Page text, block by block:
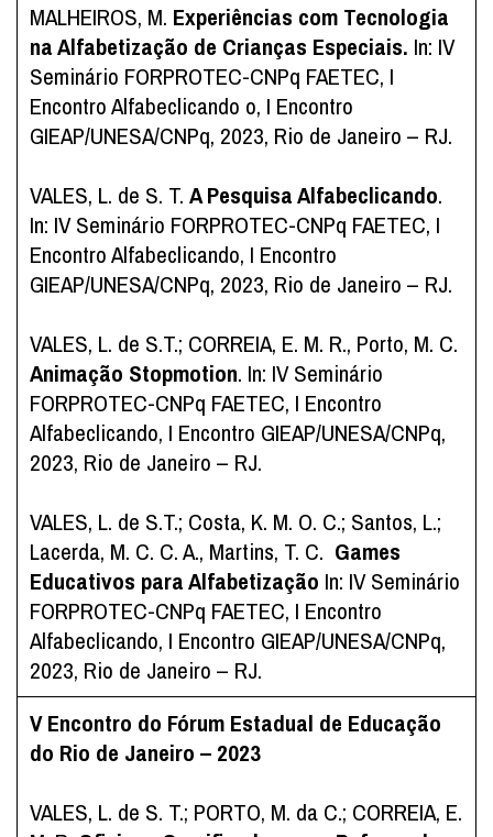
MALHEIROS, M. Experiências com Tecnologia
na Alfabetização de Crianças Especiais. In: IV
Seminário FORPROTEC-CNPq FAETEC, I
Encontro Alfabeclicando o, I Encontro
GIEAP/UNESA/CNPq, 2023, Rio de Janeiro – RJ.
VALES, L. de S. T. A Pesquisa Alfabeclicando.
In: IV Seminário FORPROTEC-CNPq FAETEC, I
Encontro Alfabeclicando, I Encontro
GIEAP/UNESA/CNPq, 2023, Rio de Janeiro – RJ.
VALES, L. de S.T.; CORREIA, E. M. R., Porto, M. C.
Animação Stopmotion. In: IV Seminário
FORPROTEC-CNPq FAETEC, I Encontro
Alfabeclicando, I Encontro GIEAP/UNESA/CNPq,
2023, Rio de Janeiro – RJ.
VALES, L. de S.T.; Costa, K. M. O. C.; Santos, L.;
Lacerda, M. C. C. A., Martins, T. C. Games
Educativos para Alfabetização In: IV Seminário
FORPROTEC-CNPq FAETEC, I Encontro
Alfabeclicando, I Encontro GIEAP/UNESA/CNPq,
2023, Rio de Janeiro – RJ.
V Encontro do Fórum Estadual de Educação
do Rio de Janeiro – 2023
VALES, L. de S. T.; PORTO, M. da C.; CORREIA, E.